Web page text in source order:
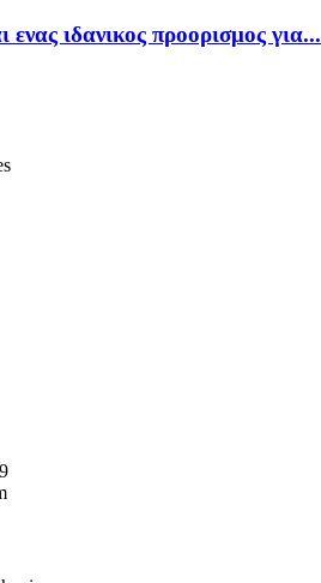
ενας ιδανικος προορισμος για...